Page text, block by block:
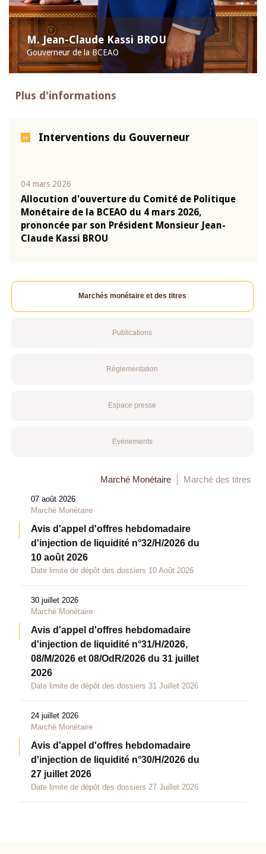
M. Jean-Claude Kassi BROU
Gouverneur de la BCEAO
Plus d'informations
Interventions du Gouverneur
04 mars 2026
Allocution d'ouverture du Comité de Politique
Monétaire de la BCEAO du 4 mars 2026,
prononcée par son Président Monsieur Jean-
Claude Kassi BROU
Marchés monétaire et des titres
Publications
Réglementation
Espace presse
Evénements
Marché Monétaire Marché des titres
07 août 2026
Marché Monétaire
Avis d'appel d'offres hebdomadaire
d'injection de liquidité n°32/H/2026 du
10 août 2026
Date limite de dépôt des dossiers 10 Août 2026
30 juillet 2026
Marché Monétaire
Avis d'appel d'offres hebdomadaire
d'injection de liquidité n°31/H/2026,
08/M/2026 et 08/OdR/2026 du 31 juillet
2026
Date limite de dépôt des dossiers 31 Juillet 2026
24 juillet 2026
Marché Monétaire
Avis d'appel d'offres hebdomadaire
d'injection de liquidité n°30/H/2026 du
27 juillet 2026
Date limite de dépôt des dossiers 27 Juillet 2026